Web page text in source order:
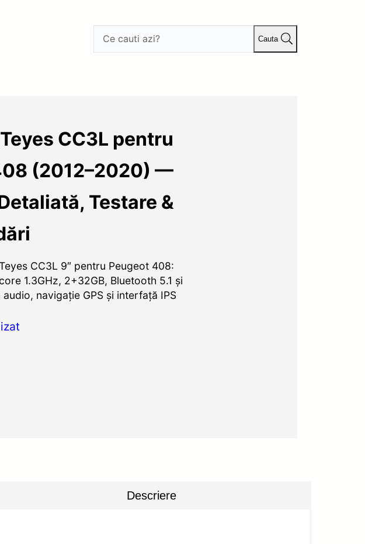
Cauta
CC3L pentru
(2012–2020) —
Testare &
CC3L 9″ pentru Peugeot 408:
1.3GHz, 2+32GB, Bluetooth 5.1 și
navigație GPS și interfață IPS
Descriere